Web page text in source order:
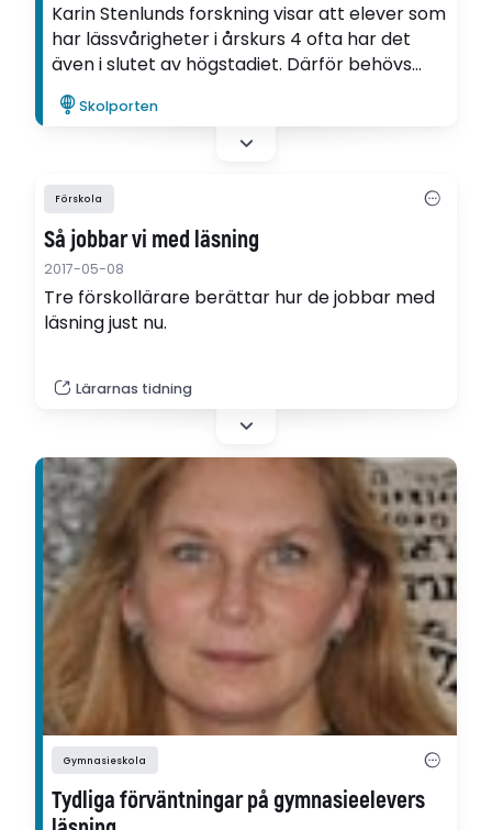
Karin Stenlunds forskning visar att elever som
har lässvårigheter i årskurs 4 ofta har det
även i slutet av högstadiet. Därför behövs
fortsatt läsundervisning under hela
mellanstadiet och högstadiet, säger hon.
Skolporten
Förskola
Så jobbar vi med läsning
2017-05-08
Tre förskollärare berättar hur de jobbar med
läsning just nu.
Lärarnas tidning
Gymnasieskola
Tydliga förväntningar på gymnasieelevers